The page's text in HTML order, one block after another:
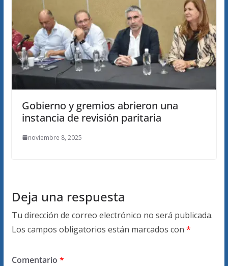
Gobierno y gremios abrieron una
instancia de revisión paritaria
noviembre 8, 2025
Deja una respuesta
Tu dirección de correo electrónico no será publicada.
Los campos obligatorios están marcados con *
Comentario *